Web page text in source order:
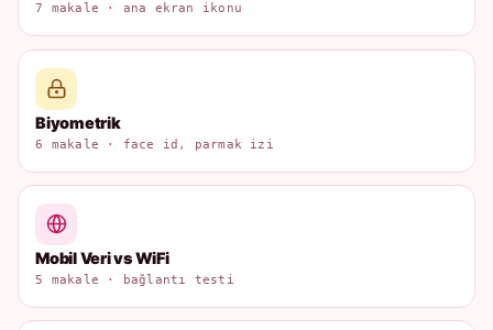
7 makale · ana ekran ikonu
Biyometrik
6 makale · face id, parmak izi
Mobil Veri vs WiFi
5 makale · bağlantı testi